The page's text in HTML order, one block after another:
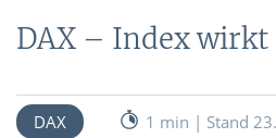
DAX – Index wirkt
DAX 1 min | Stand